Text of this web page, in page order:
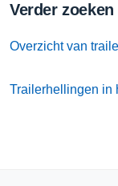
Verder zoeken
Overzicht van
Trailerhellingen in